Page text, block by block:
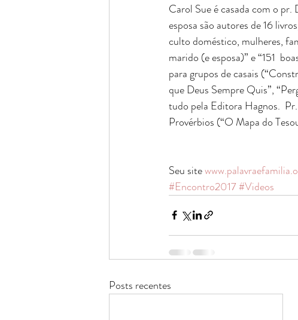
Carol Sue é casada com o pr.
esposa são autores de 16
culto doméstico, mulheres,
marido (e esposa)” e “151
para grupos de casais
que Deus Sempre Quis”,
tudo pela Editora Hagnos.
Provérbios (“O Mapa do
Seu site
#Encontro2017#Videos
Posts recentes